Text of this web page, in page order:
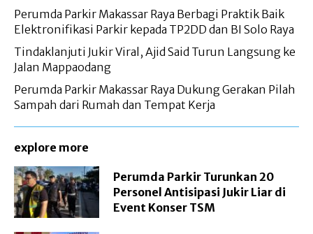
Perumda Parkir Makassar Raya Berbagi Praktik Baik
Elektronifikasi Parkir kepada TP2DD dan BI Solo Raya
Tindaklanjuti Jukir Viral, Ajid Said Turun Langsung ke
Jalan Mappaodang
Perumda Parkir Makassar Raya Dukung Gerakan Pilah
Sampah dari Rumah dan Tempat Kerja
explore more
Perumda Parkir Turunkan 20
Personel Antisipasi Jukir Liar di
Event Konser TSM